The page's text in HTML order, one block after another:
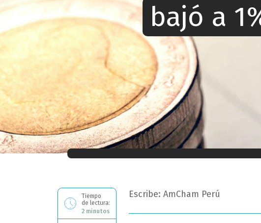
bajó a
Ahora estás leyendo: BCRP: déficit fiscal anual
Tiempo
de lectura:
2 minutos
Escribe: AmCham Perú